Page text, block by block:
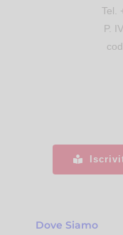
Tel.
P.
Dove Siamo